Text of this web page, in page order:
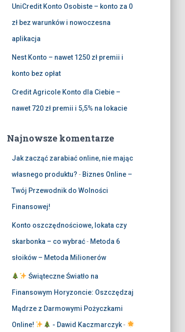
UniCredit Konto Osobiste – konto za 0
zł bez warunków i nowoczesna
aplikacja
Nest Konto – nawet 1250 zł premii i
konto bez opłat
Credit Agricole Konto dla Ciebie –
nawet 720 zł premii i 5,5% na lokacie
Najnowsze komentarze
Jak zacząć zarabiać online, nie mając
własnego produktu? - Biznes Online –
Twój Przewodnik do Wolności
Finansowej!
Konto oszczędnościowe, lokata czy
skarbonka – co wybrać- Metoda 6
słoików – Metoda Milionerów
Świąteczne Światło na
Finansowym Horyzoncie: Oszczędzaj
Mądrze z Darmowymi Pożyczkami
Online! - Dawid Kaczmarczyk-